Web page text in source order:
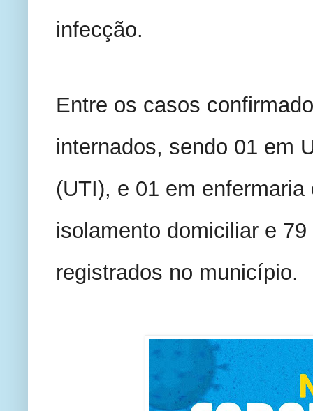
infecção.
Entre os casos
internados, sendo 01 em
(UTI), e 01 em
isolamento domiciliar e
registrados no município.